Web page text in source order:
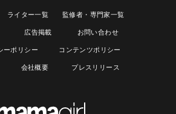
ライター一覧 監修者・専門家一覧
広告掲載 お問い合わせ
ーポリシー コンテンツポリシー
会社概要 プレスリリース